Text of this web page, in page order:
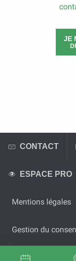
JE
CONTACT
ESPACE PRO
Mentions légales
Gestion du